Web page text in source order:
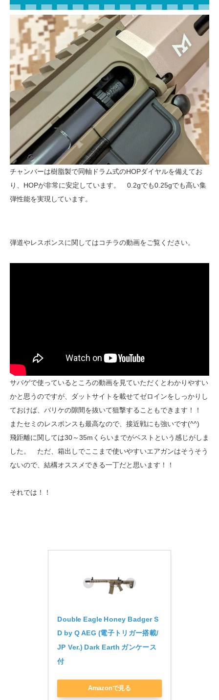
チャンバーは樹脂製で同軸ドラム式のHOPダイヤルを備えてお
り、HOPが非常に安定しています。 0.2gでも0.25gでも高い集
弾性能を実現しています。
弾道やレスポンスに関してはコチラの動画をご覧ください。
サバゲで使っているところの動画を見ていただくとわかりやすい
かと思うのですが、ダットサイトを載せてゼロインをしっかりし
ておけば、バリケの隙間を抜いて狙撃することもできます！！
またセミのレスポンスも最高なので、接近戦にも強いです(^^)
飛距離に関しては30～35mくらいまでがベストという感じがしま
した。 ただ、箱出しでここまで使いやすいエアガンはそうそう
ないので、結構オススメできる一丁だと思います！！
それでは！！
Double Eagle Honey Badger S
D by Q AEG (電子トリガー搭載/
JP Ver.) Dark Earth ガンケース
付
Amazonで見る